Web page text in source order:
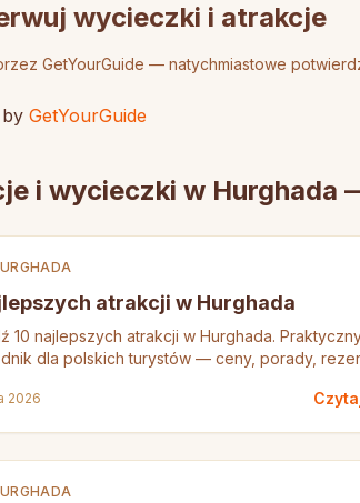
wycieczki i atrakcje
GetYourGuide — natychmiastowe
GetYourGuide
i wycieczki w
atrakcji w Hurghada
10 najlepszych atrakcji w Hurghada.
dla polskich turystów — ceny, porady,
2026